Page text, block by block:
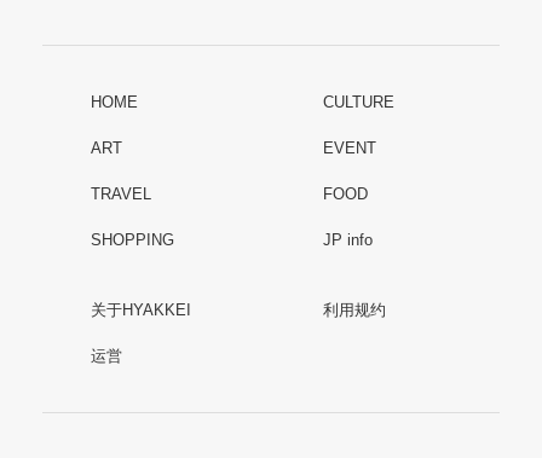
HOME CULTURE
ART EVENT
TRAVEL FOOD
SHOPPING JP info
关于HYAKKEI 利用规约
运営